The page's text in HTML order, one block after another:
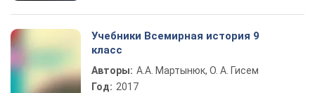
Учебники Всемирная история 9
класс
Авторы: А.А. Мартынюк, О. А. Гисем
Год: 2017